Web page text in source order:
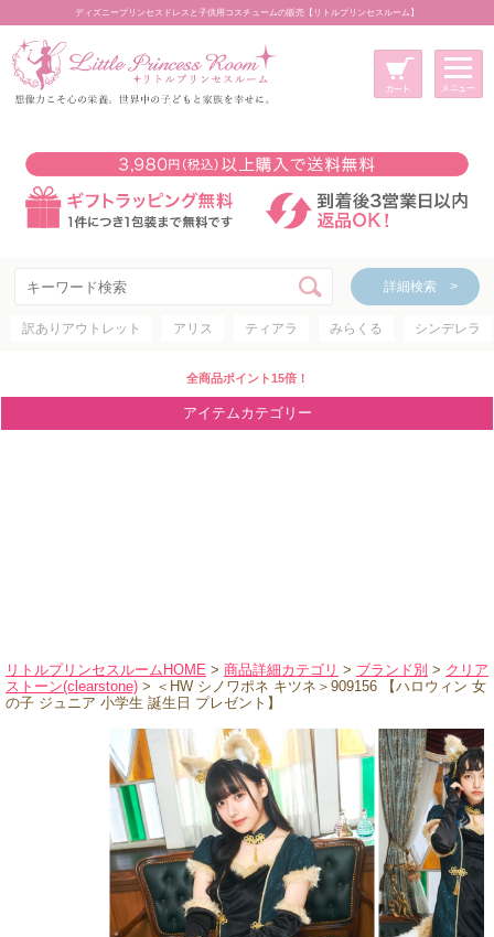
ディズニープリンセスドレスと子供用コスチュームの販売【リトルプリンセスルーム】
詳細検索 >
訳ありアウトレット アリス ティアラ みらくる シンデレラ
全商品ポイント15倍！
アイテムカテゴリー
リトルプリンセスルームHOME > 商品詳細カテゴリ > ブランド別 > クリア
ストーン(clearstone) > ＜HW シノワポネ キツネ＞909156 【ハロウィン 女
の子 ジュニア 小学生 誕生日 プレゼント】
新規会員登録
マイページ
カート
詳細検索 >
アイテムカテゴリー
ディズニープリンセス
ディズニキャラクター
ブランド別に探す
アウトレット
ショッピングインフォメーション
会社概要
お支払・送料
返品・交換
サイズの測り方
よくあるご質問